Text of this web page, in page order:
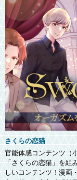
さくらの恋猫
官能体感コンテンツ（
「さくらの恋猫」を組
しいコンテンツ！漫画